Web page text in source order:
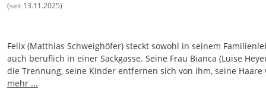
(seit 13.11.2025)
Felix (Matthias Schweighöfer) steckt sowohl in seinem
auch beruflich in einer Sackgasse. Seine Frau Bianca (Luise
die Trennung, seine Kinder entfernen sich von ihm, seine Haare
schütter. Als er auch noch seinen Job verliert, sieht Felix sich am
mehr ...